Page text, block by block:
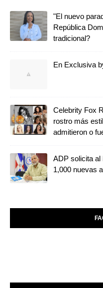
"El nuevo
República
tradicional?
En Exclusiva
Celebrity Fox
rostro más
admitieron o
ADP solicita al
1,000 nuevas